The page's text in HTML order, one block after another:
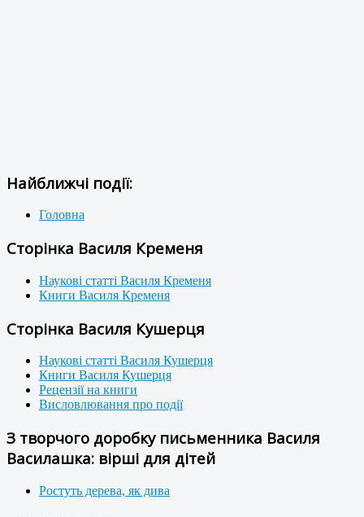
Найближчі події:
Головна
Сторінка Василя Кременя
Наукові статті Василя Кременя
Книги Василя Кременя
Сторінка Василя Кушерця
Наукові статті Василя Кушерця
Книги Василя Кушерця
Рецензії на книги
Висловлювання про події
З творчого доробку письменника Василя
Василашка: вірші для дітей
Ростуть дерева, як дива